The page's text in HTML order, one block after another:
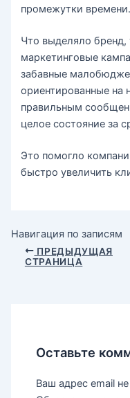
промежутки времени.
Что выделяло бренд,
маркетинговые
забавные
ориентированные
правильным
целое состояние за
Это помогло
быстро увеличить
Навигация по записям
ПРЕДЫДУЩАЯ
СТРАНИЦА
Оставьте
Ваш адрес email